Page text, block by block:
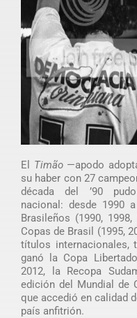
El Timão —apodo
su haber con 27
década del ’90
nacional: desde 1990
Brasileños (1990,
Copas de Brasil (1995,
títulos internacionales,
ganó la Copa
2012, la Recopa
edición del Mundial de
que accedió en calidad
país anfitrión.